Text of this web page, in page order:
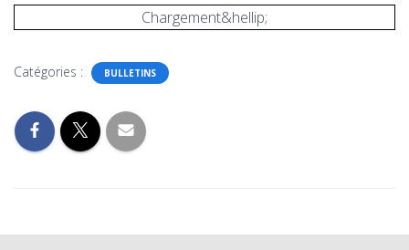
Chargement&hellip;
Catégories : BULLETINS